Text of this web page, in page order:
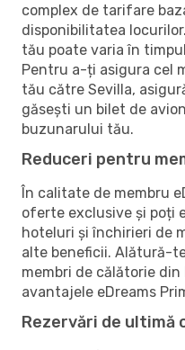
complex de tarifare
disponibilitatea
tău poate varia în
Pentru a-ți asigura cel
tău către Sevilla,
găsești un bilet de
buzunarului tău.
Reduceri pentru
În calitate de membru
oferte exclusive și poți
hoteluri și închirieri de
alte beneficii. Alătură-
membri de călătorie
avantajele eDreams
Rezervări de ultimă